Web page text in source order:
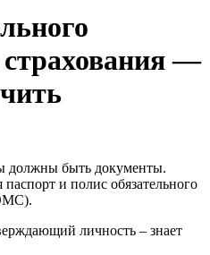
—
должны быть документы.
и полис обязательного
личность – знает